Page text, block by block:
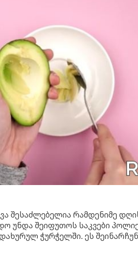
შესაძლებელია რამდენიმე
უნდა შეიფუთოს საკვები
ჭურჭელში. ეს